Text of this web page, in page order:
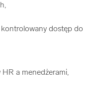
dostęp do
a menedżerami,